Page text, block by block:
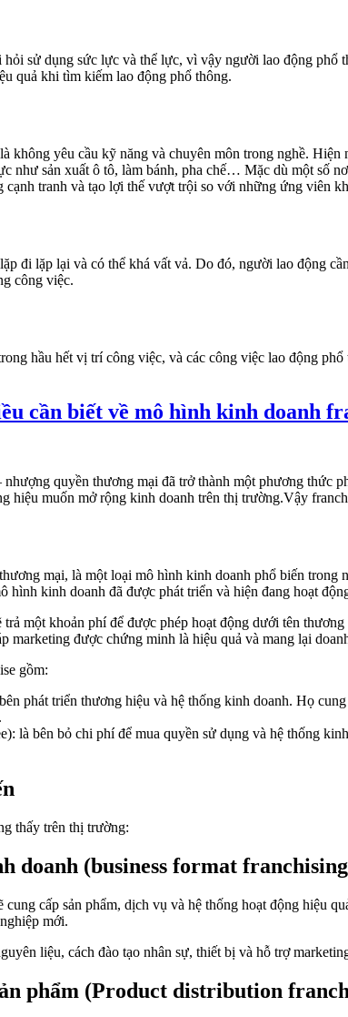
sử dụng sức lực và thể lực, vì vậy người lao động
quả khi tìm kiếm lao động phổ thông.
không yêu cầu kỹ năng và chuyên môn trong nghề.
như sản xuất ô tô, làm bánh, pha chế… Mặc dù một số
cạnh tranh và tạo lợi thế vượt trội so với những ứng viên
đi lặp lại và có thể khá vất vả. Do đó, người lao động
công việc.
hầu hết vị trí công việc, và các công việc lao động
cần biết về mô hình kinh doanh
quyền thương mại đã trở thành một phương thức
hiệu muốn mở rộng kinh doanh trên thị trường.Vậy
mại, là một loại mô hình kinh doanh phổ biến
hình kinh doanh đã được phát triển và hiện đang hoạt
một khoản phí để được phép hoạt động dưới tên
marketing được chứng minh là hiệu quả và mang lại
gồm:
phát triển thương hiệu và hệ thống kinh doanh. Họ
là bên bỏ chi phí để mua quyền sử dụng và hệ thống
thấy trên thị trường:
doanh (business format
cấp sản phẩm, dịch vụ và hệ thống hoạt động hiệu
mới.
liệu, cách đào tạo nhân sự, thiết bị và hỗ trợ
phẩm (Product distribution